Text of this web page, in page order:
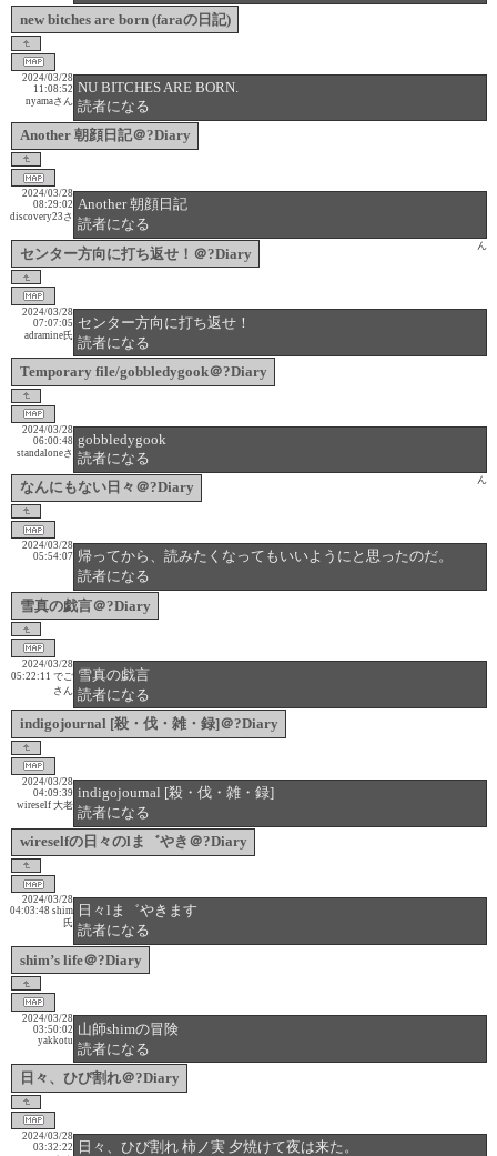
new bitches are born (faraの日記)
NU BITCHES ARE BORN.
読者になる
2024/03/28
11:08:52
Another 朝顔日記＠?Diary
nyamaさん
Another 朝顔日記
読者になる
2024/03/28
08:29:02
センター方向に打ち返せ！＠?Diary
discovery23さ
ん
センター方向に打ち返せ！
読者になる
2024/03/28
07:07:05
Temporary file/gobbledygook＠?Diary
adramine氏
gobbledygook
読者になる
2024/03/28
06:00:48
なんにもない日々＠?Diary
standaloneさ
ん
帰ってから、読みたくなってもいいようにと思ったのだ。
読者になる
2024/03/28
05:54:07
雪真の戯言＠?Diary
雪真の戯言
読者になる
2024/03/28
05:22:11
indigojournal [殺・伐・雑・録]＠?Diary
でご
さん
indigojournal [殺・伐・雑・録]
読者になる
2024/03/28
04:09:39
wireselfの日々のlま゛やき＠?Diary
wireself 大老
日々lま゛やきます
読者になる
2024/03/28
04:03:48
shim’s life＠?Diary
shim
氏
山師shimの冒険
読者になる
2024/03/28
03:50:02
日々、ひび割れ＠?Diary
yakkotu
日々、ひび割れ 柿ノ実 夕焼けて夜は来た。
2024/03/28
03:32:22